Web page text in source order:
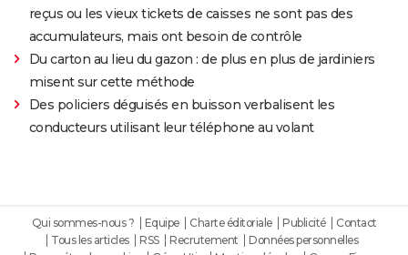
reçus ou les vieux tickets de caisses ne sont pas des
accumulateurs, mais ont besoin de contrôle
Du carton au lieu du gazon : de plus en plus de jardiniers
misent sur cette méthode
Des policiers déguisés en buisson verbalisent les
conducteurs utilisant leur téléphone au volant
Qui sommes-nous ? Equipe Charte éditoriale Publicité
Contact
Tous les articles
RSS Recrutement
Données personnelles